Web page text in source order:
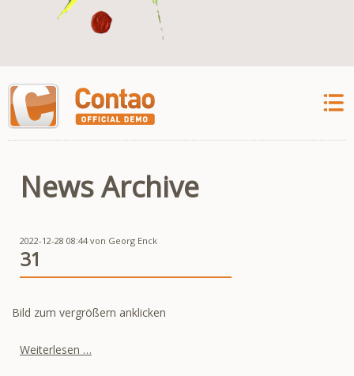
News Archive
2022-12-28 08:44 von Georg Enck
31
Bild zum vergrößern anklicken
Weiterlesen …